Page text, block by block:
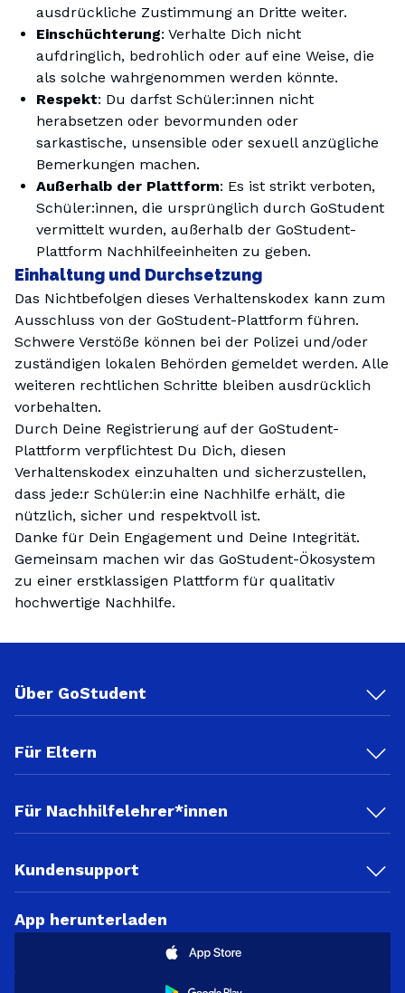
ausdrückliche Zustimmung an Dritte weiter.
Einschüchterung: Verhalte Dich nicht
aufdringlich, bedrohlich oder auf eine Weise, die
als solche wahrgenommen werden könnte.
Respekt: Du darfst Schüler:innen nicht
herabsetzen oder bevormunden oder
sarkastische, unsensible oder sexuell anzügliche
Bemerkungen machen.
Außerhalb der Plattform: Es ist strikt verboten,
Schüler:innen, die ursprünglich durch GoStudent
vermittelt wurden, außerhalb der GoStudent-
Plattform Nachhilfeeinheiten zu geben.
Einhaltung und Durchsetzung
Das Nichtbefolgen dieses Verhaltenskodex kann zum
Ausschluss von der GoStudent-Plattform führen.
Schwere Verstöße können bei der Polizei und/oder
zuständigen lokalen Behörden gemeldet werden. Alle
weiteren rechtlichen Schritte bleiben ausdrücklich
vorbehalten.
Durch Deine Registrierung auf der GoStudent-
Plattform verpflichtest Du Dich, diesen
Verhaltenskodex einzuhalten und sicherzustellen,
dass jede:r Schüler:in eine Nachhilfe erhält, die
nützlich, sicher und respektvoll ist.
Danke für Dein Engagement und Deine Integrität.
Gemeinsam machen wir das GoStudent-Ökosystem
zu einer erstklassigen Plattform für qualitativ
hochwertige Nachhilfe.
Über GoStudent
Für Eltern
Für Nachhilfelehrer*innen
Kundensupport
App herunterladen